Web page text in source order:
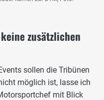
zusätzlichen
sollen die Tribünen
möglich ist, lasse ich
mit Blick